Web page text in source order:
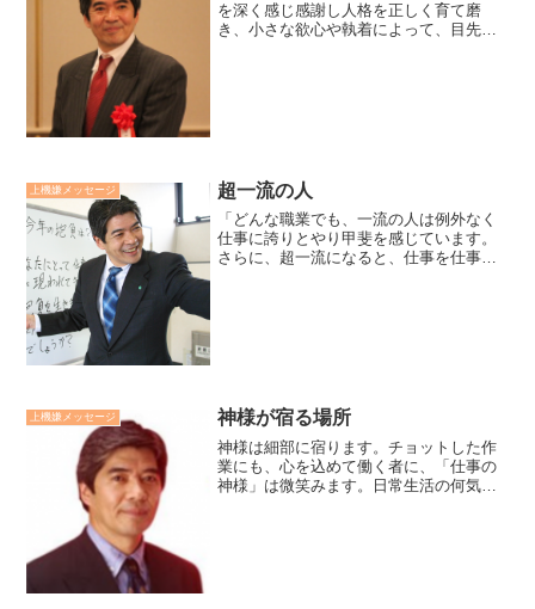
を深く感じ感謝し人格を正しく育て磨
き、小さな欲心や執着によって、目先の
上機嫌メッセージ 超一流の人
「どんな職業でも、一流の人は例外なく
仕事に誇りとやり甲斐を感じています。
さらに、超一流になると、仕事を仕事と
上機嫌メッセージ 神様が宿る場所
神様は細部に宿ります。チョットした作
業にも、心を込めて働く者に、「仕事の
神様」は微笑みます。日常生活の何気な